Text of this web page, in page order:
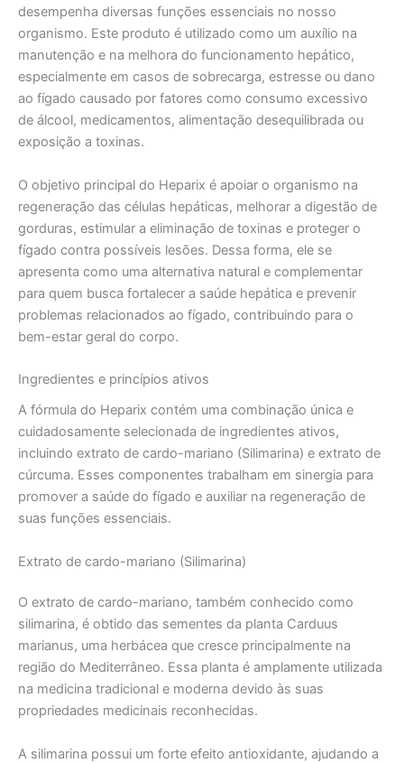
desempenha diversas funções essenciais no nosso
organismo. Este produto é utilizado como um auxílio na
manutenção e na melhora do funcionamento hepático,
especialmente em casos de sobrecarga, estresse ou dano
ao fígado causado por fatores como consumo excessivo
de álcool, medicamentos, alimentação desequilibrada ou
exposição a toxinas.
O objetivo principal do Heparix é apoiar o organismo na
regeneração das células hepáticas, melhorar a digestão de
gorduras, estimular a eliminação de toxinas e proteger o
fígado contra possíveis lesões. Dessa forma, ele se
apresenta como uma alternativa natural e complementar
para quem busca fortalecer a saúde hepática e prevenir
problemas relacionados ao fígado, contribuindo para o
bem-estar geral do corpo.
Ingredientes e princípios ativos
A fórmula do Heparix contém uma combinação única e
cuidadosamente selecionada de ingredientes ativos,
incluindo extrato de cardo-mariano (Silimarina) e extrato de
cúrcuma. Esses componentes trabalham em sinergia para
promover a saúde do fígado e auxiliar na regeneração de
suas funções essenciais.
Extrato de cardo-mariano (Silimarina)
O extrato de cardo-mariano, também conhecido como
silimarina, é obtido das sementes da planta Carduus
marianus, uma herbácea que cresce principalmente na
região do Mediterrâneo. Essa planta é amplamente utilizada
na medicina tradicional e moderna devido às suas
propriedades medicinais reconhecidas.
A silimarina possui um forte efeito antioxidante, ajudando a